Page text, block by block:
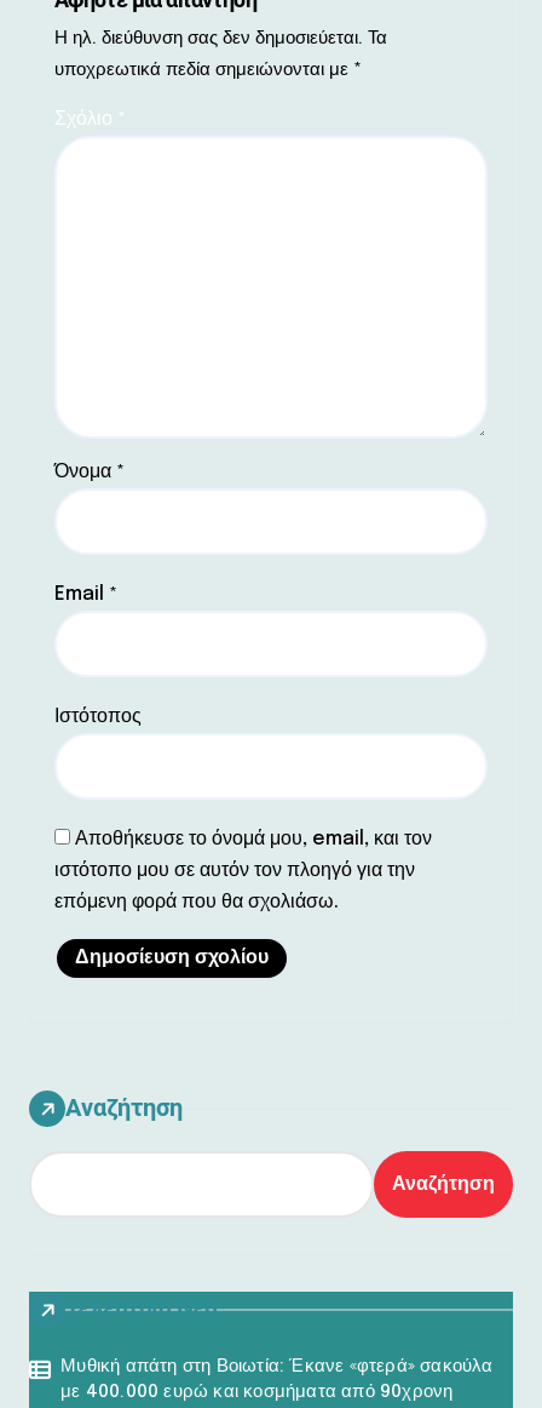
Η ηλ. διεύθυνση σας δεν δημοσιεύεται. Τα
υποχρεωτικά πεδία σημειώνονται με *
Σχόλιο *
Όνομα *
Email *
Ιστότοπος
Αποθήκευσε το όνομά μου, email, και τον
ιστότοπο μου σε αυτόν τον πλοηγό για την
επόμενη φορά που θα σχολιάσω.
Αναζήτηση
Αναζήτηση
Τελευταία Νέα
Μυθική απάτη στη Βοιωτία: Έκανε «φτερά» σακούλα
με 400.000 ευρώ και κοσμήματα από 90χρονη